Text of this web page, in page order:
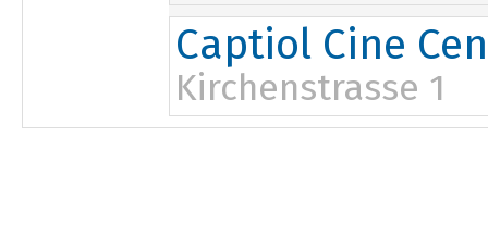
Captiol Cine
Kirchenstrasse 1